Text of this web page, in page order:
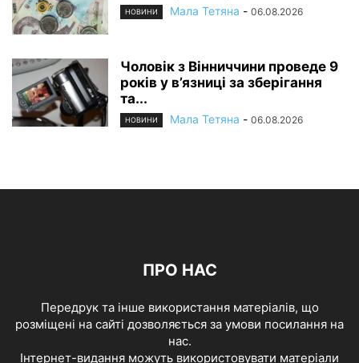
НОВИНИ Мала Тетяна - 06.08.2026
Чоловік з Вінниччини проведе 9
років у в’язниці за зберігання
та...
НОВИНИ Мала Тетяна - 06.08.2026
ПРО НАС
Передрук та інше використання матеріалів, що
розміщені на сайті дозволяється за умови посилання на
нас.
Інтернет-видання можуть використовувати матеріали